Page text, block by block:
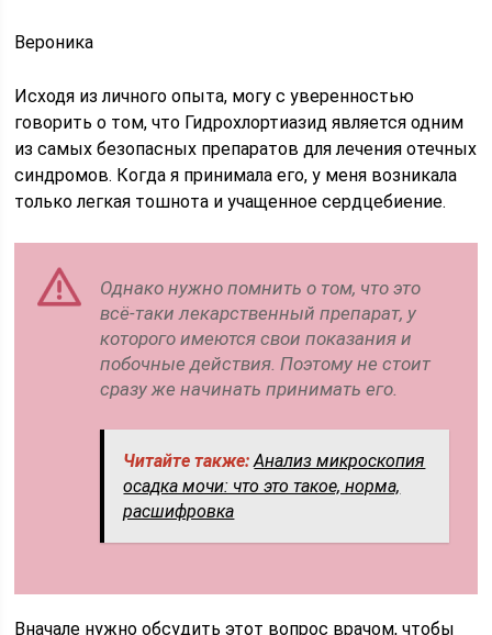
Вероника
Исходя из личного опыта, могу с уверенностью
говорить о том, что Гидрохлортиазид является одним
из самых безопасных препаратов для лечения отечных
синдромов. Когда я принимала его, у меня возникала
только легкая тошнота и учащенное сердцебиение.
Однако нужно помнить о том, что это
всё-таки лекарственный препарат, у
которого имеются свои показания и
побочные действия. Поэтому не стоит
сразу же начинать принимать его.
Читайте также: Анализ микроскопия
осадка мочи: что это такое, норма,
расшифровка
Вначале нужно обсудить этот вопрос врачом, чтобы